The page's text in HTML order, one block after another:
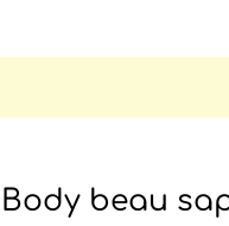
Body beau